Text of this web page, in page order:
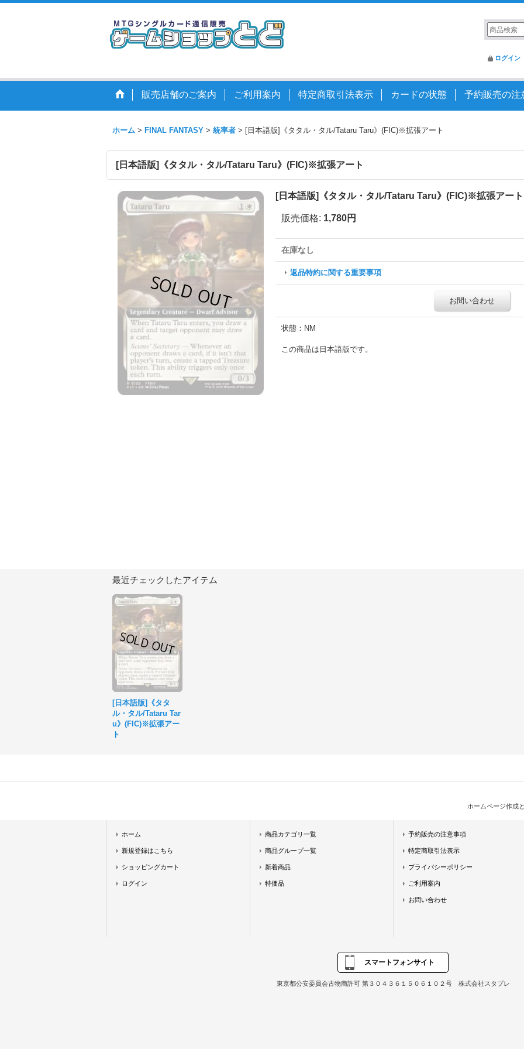
ログイン
販売店舗のご案内 ご利用案内 特定商取引法表示 カードの状態 予約販売の注
ホーム > FINAL FANTASY > 統率者 > [日本語版]《タタル・タル/Tataru Taru》(FIC)※拡張アート
[日本語版]《タタル・タル/Tataru Taru》(FIC)※拡張アート
[日本語版]《タタル・タル/Tataru Taru》(FIC)※拡張アート
販売価格: 1,780円
在庫なし
返品特約に関する重要事項
お問い合わせ
状態：NM
この商品は日本語版です。
最近チェックしたアイテム
[日本語版]《タタ
ル・タル/Tataru Tar
u》(FIC)※拡張アー
ト
ホームページ作成
ホーム
新規登録はこちら
ショッピングカート
ログイン
商品カテゴリ一覧
商品グループ一覧
新着商品
特価品
予約販売の注意事項
特定商取引法表示
プライバシーポリシー
ご利用案内
お問い合わせ
スマートフォンサイト
東京都公安委員会古物商許可 第３０４３６１５０６１０２号 株式会社スタプレ